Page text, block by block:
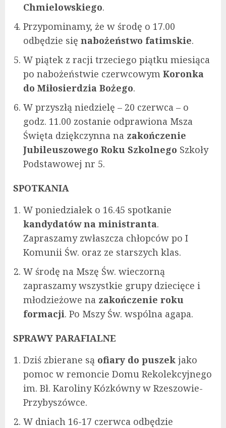
Chmielowskiego.
Przypominamy, że w środę o 17.00
odbędzie się nabożeństwo fatimskie.
W piątek z racji trzeciego piątku miesiąca
po nabożeństwie czerwcowym Koronka
do Miłosierdzia Bożego.
W przyszłą niedzielę – 20 czerwca – o
godz. 11.00 zostanie odprawiona Msza
Święta dziękczynna na zakończenie
Jubileuszowego Roku Szkolnego Szkoły
Podstawowej nr 5.
SPOTKANIA
W poniedziałek o 16.45 spotkanie
kandydatów na ministranta.
Zapraszamy zwłaszcza chłopców po I
Komunii Św. oraz ze starszych klas.
W środę na Mszę Św. wieczorną
zapraszamy wszystkie grupy dziecięce i
młodzieżowe na zakończenie roku
formacji. Po Mszy Św. wspólna agapa.
SPRAWY PARAFIALNE
Dziś zbierane są ofiary do puszek jako
pomoc w remoncie Domu Rekolekcyjnego
im. Bł. Karoliny Kózkówny w Rzeszowie-
Przybyszówce.
W dniach 16-17 czerwca odbędzie